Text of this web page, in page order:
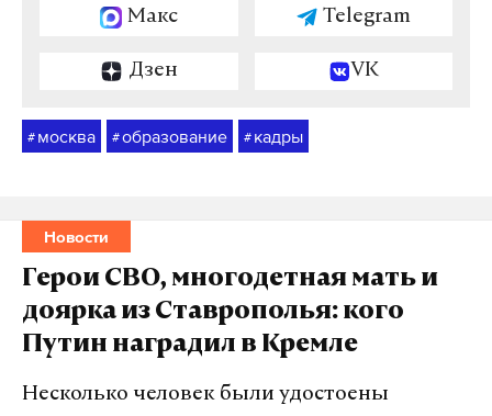
Макс Telegram
Дзен VK
# москва #образование # кадры
Новости
Герои СВО, многодетная мать и
доярка из Ставрополья: кого
Путин наградил в Кремле
Несколько человек были удостоены